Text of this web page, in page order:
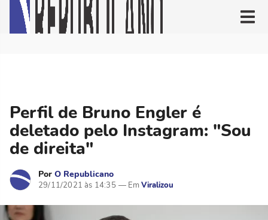
Perfil de Bruno Engler é
deletado pelo Instagram: "Sou
de direita"
Por O Republicano
29/11/2021 às 14:35 Viralizou